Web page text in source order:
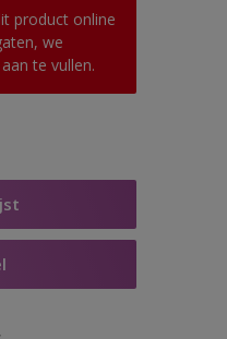
product online
we
te vullen.